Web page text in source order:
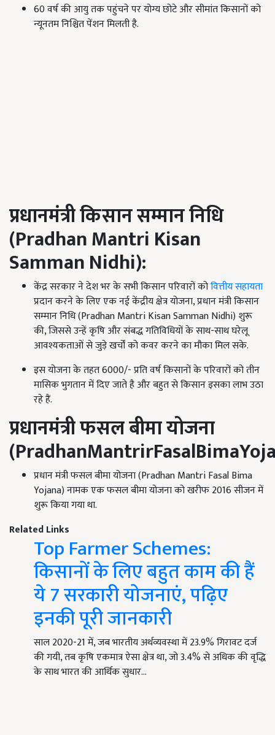
60 वर्ष की आयु तक पहुंचने पर योग्य छोटे और सीमांत किसानों को
न्यूनतम निश्चित पेंशन मिलती है.
प्रधानमंत्री किसान सम्मान निधि
(Pradhan Mantri Kisan
Samman Nidhi):
केंद्र सरकार ने देश भर के सभी किसान परिवारों कोवित्तीय सहायता
प्रदान करने के लिए एक नई केंद्रीय क्षेत्र योजना, प्रधान मंत्री किसान
सम्मान निधि (Pradhan Mantri Kisan Samman Nidhi) शुरू
की, जिससे उन्हें कृषि और संबद्ध गतिविधियों के साथ-साथ घरेलू
आवश्यकताओं से जुड़े खर्चों को कवर करने का मौका मिल सके.
इस योजना के तहत 6000/- प्रति वर्ष किसानों के परिवारों को तीन
मासिक भुगतान में दिए जाते है और बहुत से किसान इसका लाभ उठा
रहे हैं.
प्रधानमंत्री फसल बीमा योजना
(
प्रधान मंत्री फसल बीमा योजना (Pradhan Mantri Fasal Bima
Yojana) नामक एक फसल बीमा योजना को खरीफ 2016 सीजन में
शुरू किया गया था.
Related Links
Top Farmer Schemes:
किसानों के लिए बहुत काम की हैं
ये 7 सरकारी योजनाएं, पढ़िए
इनकी पूरी जानकारी
साल 2020-21 में, जब भारतीय अर्थव्यवस्था में 23.9% गिरावट दर्ज
की गयी, तब कृषि एकमात्र ऐसा क्षेत्र था, जो 3.4% से अधिक की वृद्धि
के साथ भारत की आर्थिक सुधार…